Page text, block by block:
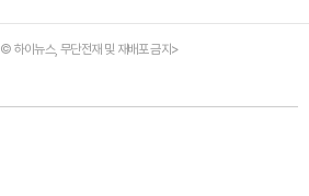
하이뉴스, 무단전재 및 재배포 금지>